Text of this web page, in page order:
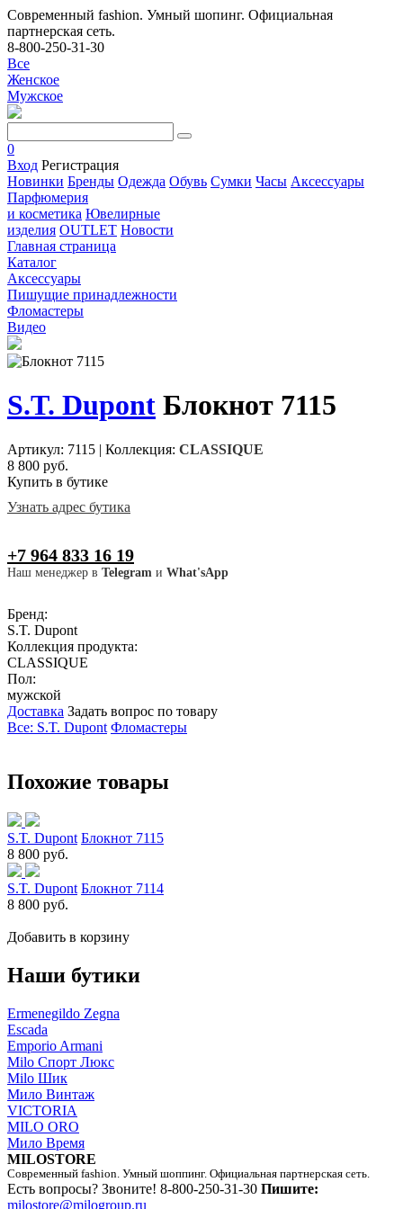
Современный fashion. Умный шопинг. Официальная
партнерская сеть.
8-800-250-31-30
Все
Женское
Мужское
0
Вход Регистрация
Новинки Бренды Одежда Обувь Сумки Часы Аксессуары
Парфюмерия
и косметика Ювелирные
изделия OUTLET Новости
Главная страница
Каталог
Аксессуары
Пишущие принадлежности
Фломастеры
Видео
S.T. Dupont Блокнот 7115
Артикул: 7115 | Коллекция: CLASSIQUE
8 800 руб.
Купить в бутике
Узнать адрес бутика
+7 964 833 16 19
Наш менеджер в Telegram и What'sApp
Бренд:
S.T. Dupont
Коллекция продукта:
CLASSIQUE
Пол:
мужской
Доставка Задать вопрос по товару
Все: S.T. Dupont Фломастеры
Похожие товары
S.T. Dupont Блокнот 7115
8 800 руб.
S.T. Dupont Блокнот 7114
8 800 руб.
Добавить в корзину
Наши бутики
Ermenegildo Zegna
Escada
Emporio Armani
Milo Спорт Люкс
Milo Шик
Мило Винтаж
VICTORIA
MILO ORO
Мило Время
MILOSTORE
Современный fashion. Умный шоппинг. Официальная партнерская сеть.
Есть вопросы? Звоните! 8-800-250-31-30 Пишите:
milostore@milogroup.ru